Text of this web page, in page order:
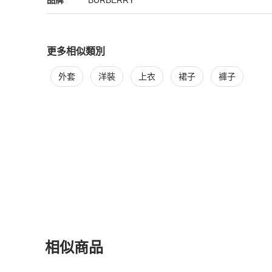
更多相似類別
更多 BURBERRY女裝 相似商品推薦
外套 洋裝 上衣 裙子 褲子
相似商品